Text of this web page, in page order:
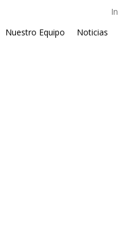
Nuestro Equipo Noticias